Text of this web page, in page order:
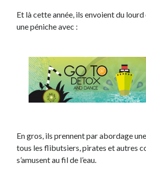
Et là cette année, ils envoient du
une péniche avec :
En gros, ils prennent par abordage
tous les flibutsiers, pirates et autres
s’amusent au fil de l’eau.